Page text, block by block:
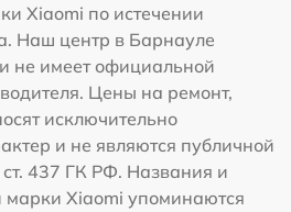
Xiaomi по истечении
Наш центр в Барнауле
не имеет официальной
Цены на ремонт,
исключительно
и не являются публичной
437 ГК РФ. Названия и
марки Xiaomi упоминаются